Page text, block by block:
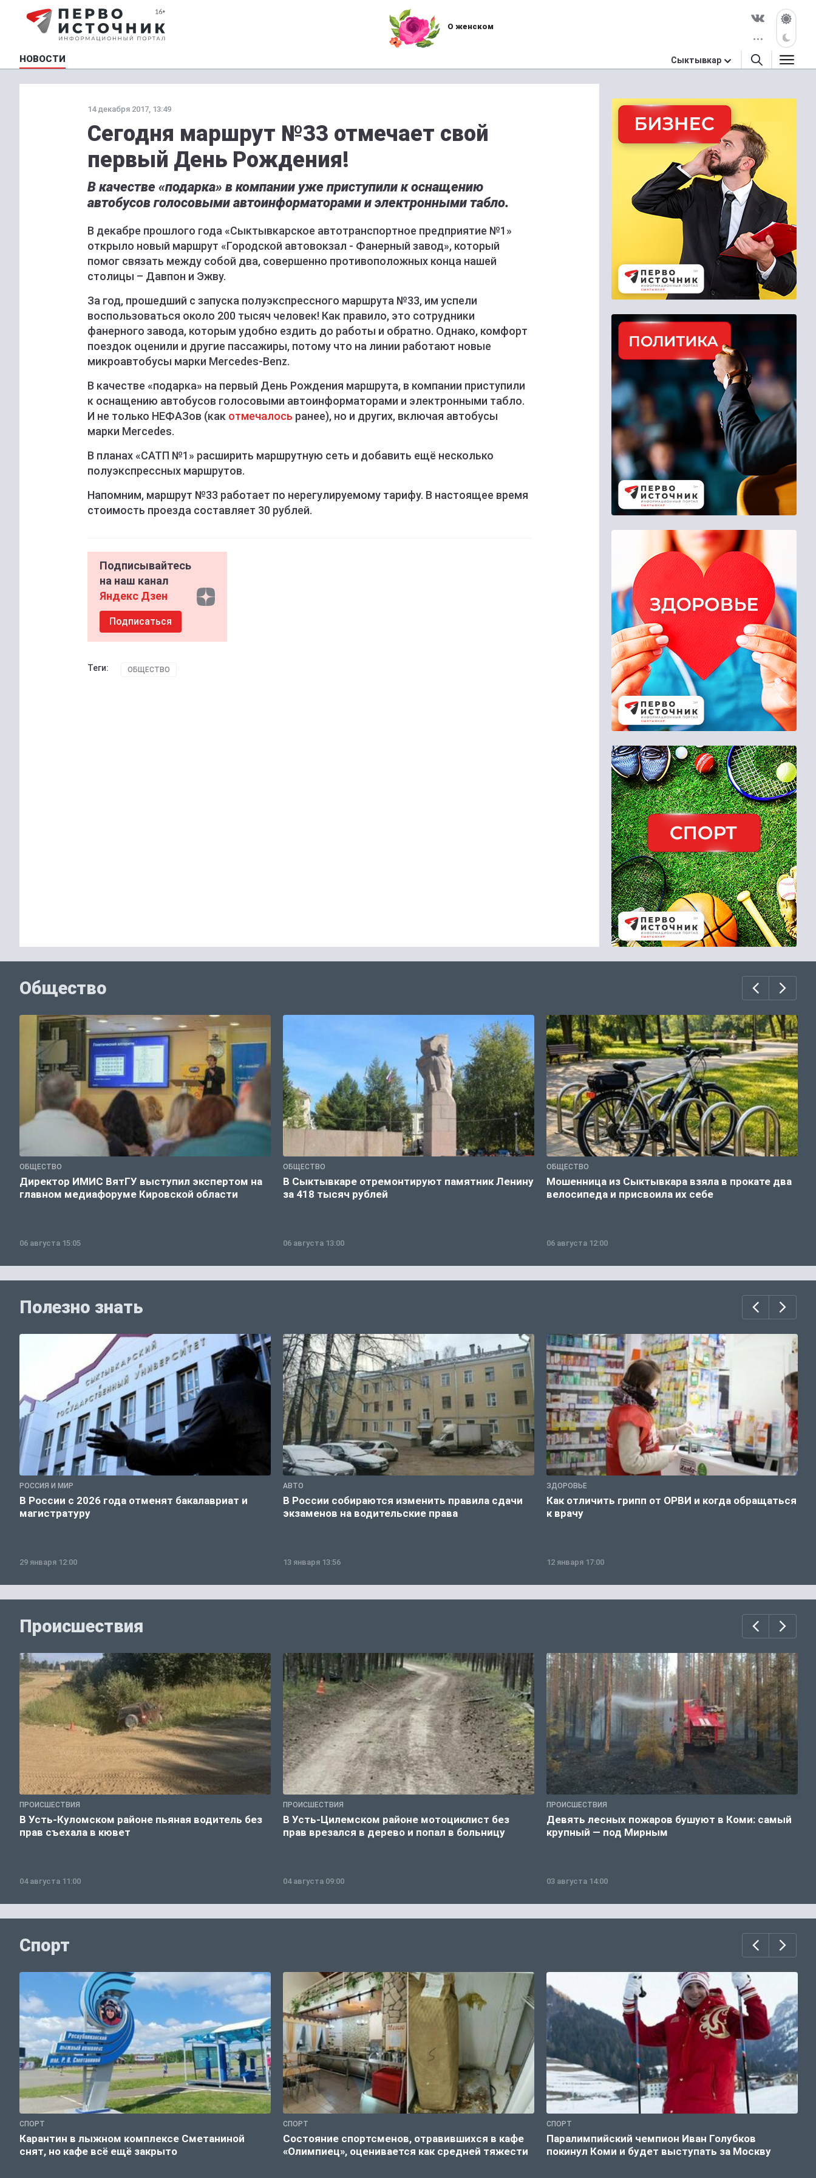
О женском
НОВОСТИ Сыктывкар
14 декабря 2017, 13:49
Сегодня маршрут №33 отмечает свой
первый День Рождения!
В качестве «подарка» в компании уже приступили к оснащению
автобусов голосовыми автоинформаторами и электронными табло.
В декабре прошлого года «Сыктывкарское автотранспортное предприятие №1»
открыло новый маршрут «Городской автовокзал - Фанерный завод», который
помог связать между собой два, совершенно противоположных конца нашей
столицы – Давпон и Эжву.
За год, прошедший с запуска полуэкспрессного маршрута №33, им успели
воспользоваться около 200 тысяч человек! Как правило, это сотрудники
фанерного завода, которым удобно ездить до работы и обратно. Однако, комфорт
поездок оценили и другие пассажиры, потому что на линии работают новые
микроавтобусы марки Mercedes-Benz.
В качестве «подарка» на первый День Рождения маршрута, в компании приступили
к оснащению автобусов голосовыми автоинформаторами и электронными табло.
И не только НЕФАЗов (как отмечалось ранее), но и других, включая автобусы
марки Mercedes.
В планах «САТП №1» расширить маршрутную сеть и добавить ещё несколько
полуэкспрессных маршрутов.
Напомним, маршрут №33 работает по нерегулируемому тарифу. В настоящее время
стоимость проезда составляет 30 рублей.
Подписывайтесь
на наш канал
Яндекс Дзен
Подписаться
Теги: ОБЩЕСТВО
Общество
ОБЩЕСТВО
Директор ИМИС ВятГУ выступил экспертом на
главном медиафоруме Кировской области
06 августа 15:05
ОБЩЕСТВО
В Сыктывкаре отремонтируют памятник Ленину
за 418 тысяч рублей
06 августа 13:00
ОБЩЕСТВО
Мошенница из Сыктывкара взяла в прокате два
велосипеда и присвоила их себе
06 августа 12:00
Полезно знать
РОССИЯ И МИР
В России с 2026 года отменят бакалавриат и
магистратуру
29 января 12:00
АВТО
В России собираются изменить правила сдачи
экзаменов на водительские права
13 января 13:56
ЗДОРОВЬЕ
Как отличить грипп от ОРВИ и когда обращаться
к врачу
12 января 17:00
Происшествия
ПРОИСШЕСТВИЯ
В Усть-Куломском районе пьяная водитель без
прав съехала в кювет
04 августа 11:00
ПРОИСШЕСТВИЯ
В Усть-Цилемском районе мотоциклист без
прав врезался в дерево и попал в больницу
04 августа 09:00
ПРОИСШЕСТВИЯ
Девять лесных пожаров бушуют в Коми: самый
крупный — под Мирным
03 августа 14:00
Спорт
СПОРТ
Карантин в лыжном комплексе Сметаниной
снят, но кафе всё ещё закрыто
СПОРТ
Состояние спортсменов, отравившихся в кафе
«Олимпиец», оценивается как средней тяжести
СПОРТ
Паралимпийский чемпион Иван Голубков
покинул Коми и будет выступать за Москву